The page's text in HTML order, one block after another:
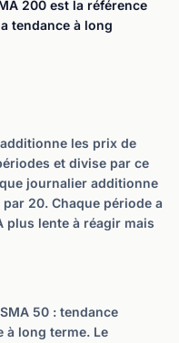
200 est la référence
tendance à long
les prix de
et divise par ce
journalier additionne
20. Chaque période a
plus lente à réagir mais
50 : tendance
à long terme. Le